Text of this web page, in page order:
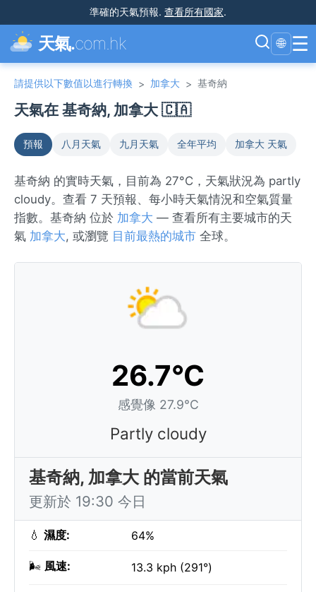
準確的天氣預報. 查看所有國家.
天氣.com.hk 🌐 ☰
請提供以下數值以進行轉換 > 加拿大 > 基奇納
天氣在 基奇納, 加拿大 🇨🇦
預報 八月天氣 九月天氣 全年平均 加拿大 天氣
基奇納 的實時天氣，目前為 27°C，天氣狀況為 partly
cloudy。查看 7 天預報、每小時天氣情況和空氣質量
指數。基奇納 位於 加拿大 — 查看所有主要城市的天
氣 加拿大, 或瀏覽 目前最熱的城市 全球。
26.7°C
感覺像 27.9°C
Partly cloudy
基奇納, 加拿大 的當前天氣
更新於 19:30 今日
💧 濕度: 64%
🌬️ 風速: 13.3 kph (291°)